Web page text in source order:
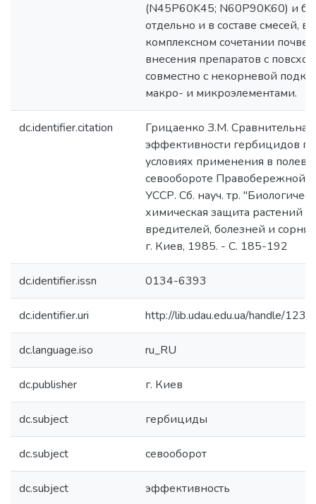
(N45P60K45; N60P90K60) и
отдельно и в составе смесей, в
комплексном сочетании
внесения препаратов с
совместно с некорневой
макро- и микроэлементами.
dc.identifier.citation
Грицаенко З.М.
эффективности гербицидов
условиях применения в
севообороте Правобережной
УССР. Сб. науч. тр.
химическая защита растений от
вредителей, болезней и
г. Киев, 1985. - С. 185-192
dc.identifier.issn 0134-6393
dc.identifier.uri http://lib.udau.edu.ua/handle/
dc.language.iso ru_RU
dc.publisher г. Киев
dc.subject гербициды
dc.subject севооборот
dc.subject эффективность